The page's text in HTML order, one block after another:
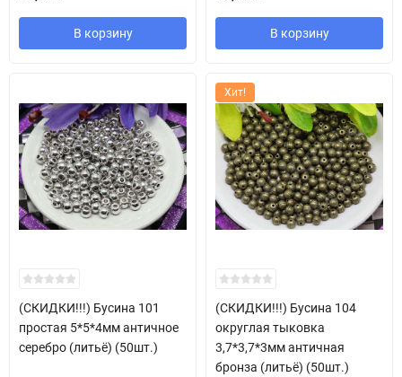
В корзину В корзину
(СКИДКИ!!!) Бусина 101
простая 5*5*4мм античное
серебро (литьё) (50шт.)
Хит!
(СКИДКИ!!!) Бусина 104
округлая тыковка
3,7*3,7*3мм античная
бронза (литьё) (50шт.)